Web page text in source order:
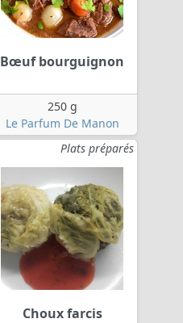
Bœuf bourguignon
250 g
Le Parfum De Manon
Plats préparés
Choux farcis